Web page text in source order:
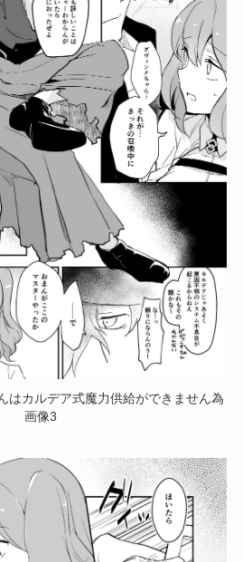
はカルデア式魔力供給ができません為
画像3